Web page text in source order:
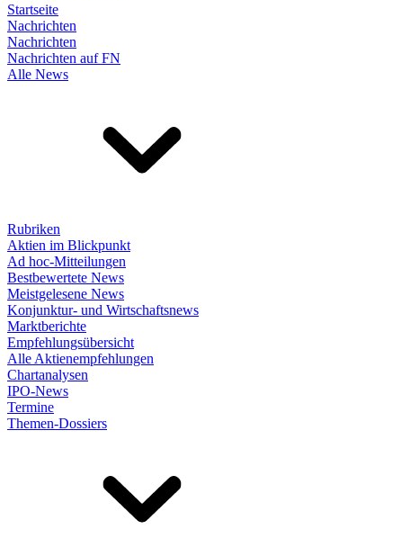
Startseite
Nachrichten
Nachrichten
Nachrichten auf FN
Alle News
Rubriken
Aktien im Blickpunkt
Ad hoc-Mitteilungen
Bestbewertete News
Meistgelesene News
Konjunktur- und Wirtschaftsnews
Marktberichte
Empfehlungsübersicht
Alle Aktienempfehlungen
Chartanalysen
IPO-News
Termine
Themen-Dossiers